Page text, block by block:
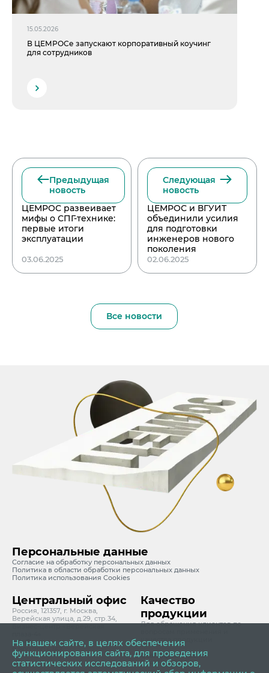
15.05.2026
В ЦЕМРОСе запускают корпоративный коучинг
для сотрудников
Предыдущая
новость
ЦЕМРОС развеивает
мифы о СПГ-технике:
первые итоги
эксплуатации
03.06.2025
Следующая
новость
ЦЕМРОС и ВГУИТ
объединили усилия
для подготовки
инженеров нового
поколения
02.06.2025
Все новости
Персональные данные
Согласие на обработку персональных данных
Политика в области обработки персональных данных
Политика использования Cookies
Центральный офис
Россия, 121357, г. Москва,
Верейская улица, д.29, стр.34,
info@cemros.ru
8 800 700 6363
Качество
продукции
Для обращения клиентов по
качества продукции
quality@cemros.ru
7 (495) 642-05-24
На нашем сайте, в целях обеспечения
функционирования сайта, для проведения
статистических исследований и обзоров,